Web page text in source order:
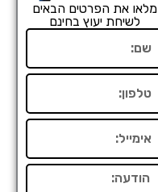
מלאו את הפרטים הבאים
לשיחת יעוץ בחינם
הודעה